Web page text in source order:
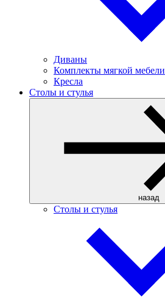
Диваны
Комплекты мягкой мебели
Кресла
Столы и стулья
назад
Столы и стулья